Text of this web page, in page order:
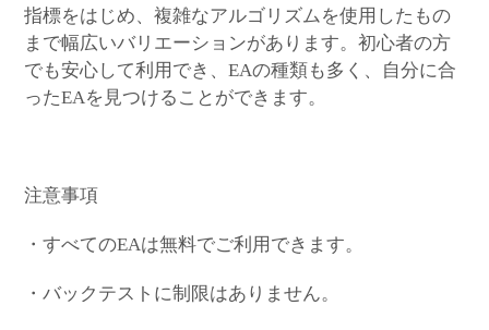
指標をはじめ、複雑なアルゴリズムを使用したもの
まで幅広いバリエーションがあります。初心者の方
でも安心して利用でき、EAの種類も多く、自分に合
ったEAを見つけることができます。
注意事項
・すべてのEAは無料でご利用できます。
・バックテストに制限はありません。